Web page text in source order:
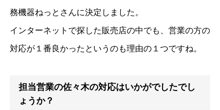
務機器ねっとさんに決定しました。
インターネットで探した販売店の中でも、営業の方の
対応が１番良かったというのも理由の１つですね。
担当営業の佐々木の対応はいかがでしたでし
ょうか？